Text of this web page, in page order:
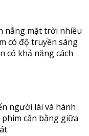
nắng mặt trời nhiều
có độ truyền sáng
có khả năng cách
người lái và hành
cân bằng giữa